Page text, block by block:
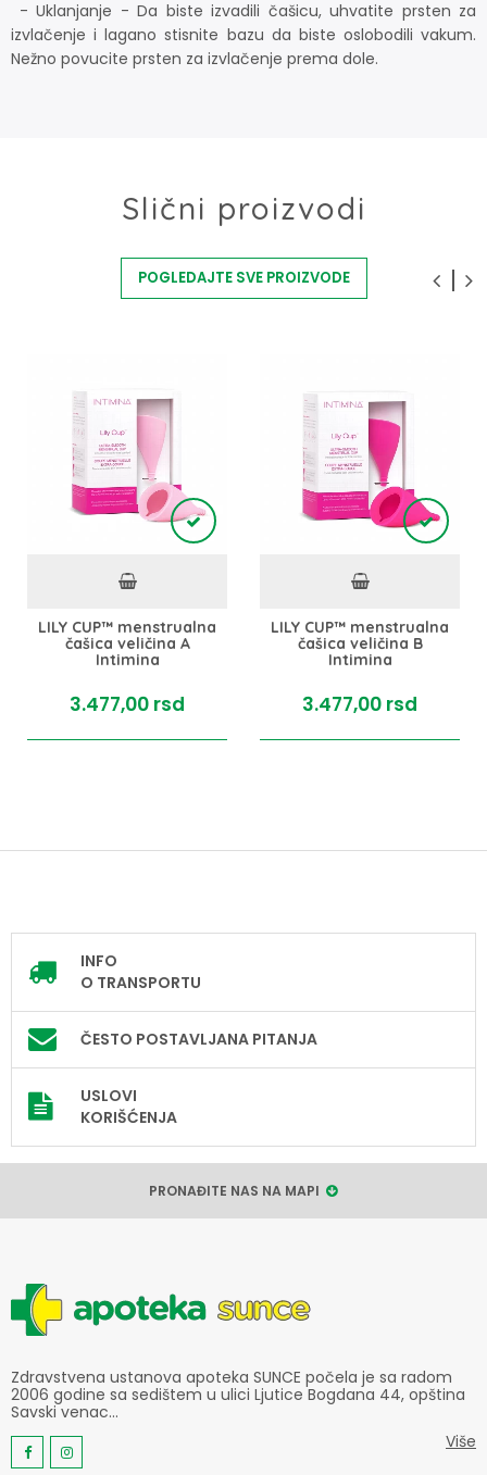
- Uklanjanje - Da biste izvadili čašicu, uhvatite prsten za
izvlačenje i lagano stisnite bazu da biste oslobodili vakum.
Nežno povucite prsten za izvlačenje prema dole.
Slični proizvodi
POGLEDAJTE SVE PROIZVODE
LILY CUP™ menstrualna
čašica veličina A
Intimina
3.477,00 rsd
LILY CUP™ menstrualna
čašica veličina B
Intimina
3.477,00 rsd
INFO
O TRANSPORTU
ČESTO POSTAVLJANA PITANJA
USLOVI
KORIŠĆENJA
PRONAĐITE NAS NA MAPI
Zdravstvena ustanova apoteka SUNCE počela je sa radom
2006 godine sa sedištem u ulici Ljutice Bogdana 44, opština
Savski venac...
Više